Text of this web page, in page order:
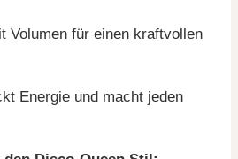
Volumen für einen kraftvollen
Energie und macht jeden